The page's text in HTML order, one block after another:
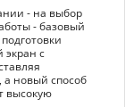
- на выбор
- базовый
экран с
новый способ
высокую